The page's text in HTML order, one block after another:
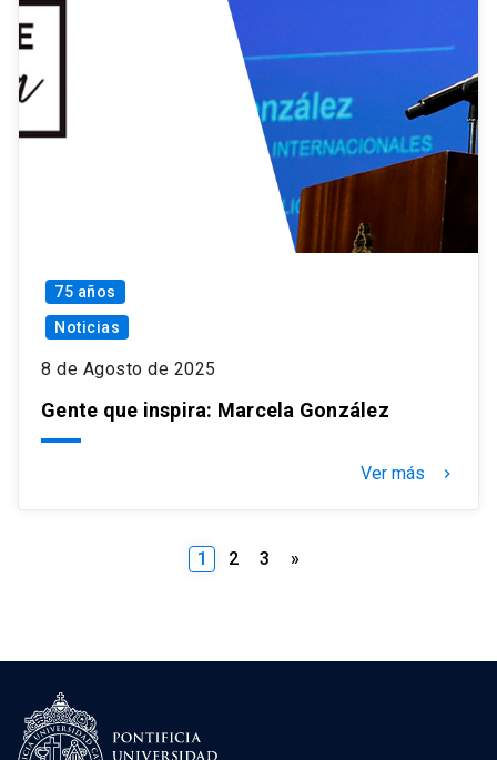
75 años
Noticias
8 de Agosto de 2025
Gente que inspira: Marcela González
Ver más keyboard_arrow_right
Paginación
1 2 3 »